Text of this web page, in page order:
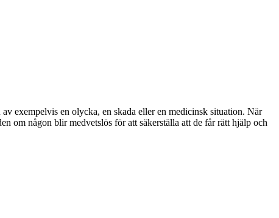
exempelvis en olycka, en skada eller en medicinsk situation. När
om någon blir medvetslös för att säkerställa att de får rätt hjälp och